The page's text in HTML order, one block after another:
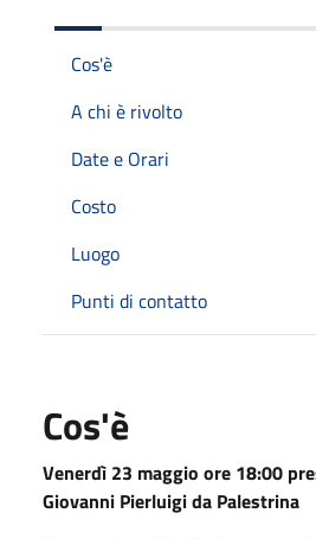
Cos'è
A chi è rivolto
Date e Orari
Costo
Luogo
Punti di contatto
Cos'è
Venerdì 23 maggio ore 18:00
Giovanni Pierluigi da Palestrina